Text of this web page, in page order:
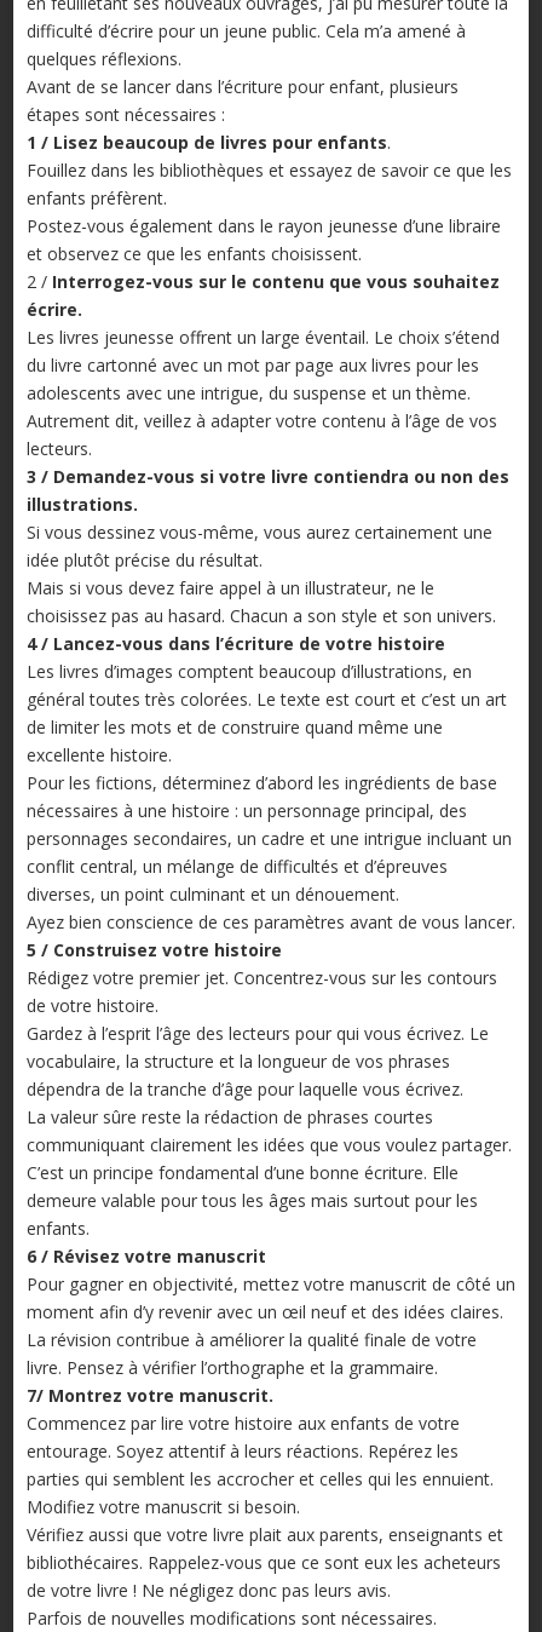
difficulté d’écrire pour un jeune public. Cela m’a amené à
quelques réflexions.
Avant de se lancer dans l’écriture pour enfant, plusieurs
étapes sont nécessaires :
1 / Lisez beaucoup de livres pour enfants.
Fouillez dans les bibliothèques et essayez de savoir ce que les
enfants préfèrent.
Postez-vous également dans le rayon jeunesse d’une libraire
et observez ce que les enfants choisissent.
2 / Interrogez-vous sur le contenu que vous souhaitez
écrire.
Les livres jeunesse offrent un large éventail. Le choix s’étend
du livre cartonné avec un mot par page aux livres pour les
adolescents avec une intrigue, du suspense et un thème.
Autrement dit, veillez à adapter votre contenu à l’âge de vos
lecteurs.
3 / Demandez-vous si votre livre contiendra ou non des
illustrations.
Si vous dessinez vous-même, vous aurez certainement une
idée plutôt précise du résultat.
Mais si vous devez faire appel à un illustrateur, ne le
choisissez pas au hasard. Chacun a son style et son univers.
4 / Lancez-vous dans l’écriture de votre histoire
Les livres d’images comptent beaucoup d’illustrations, en
général toutes très colorées. Le texte est court et c’est un art
de limiter les mots et de construire quand même une
excellente histoire.
Pour les fictions, déterminez d’abord les ingrédients de base
nécessaires à une histoire : un personnage principal, des
personnages secondaires, un cadre et une intrigue incluant un
conflit central, un mélange de difficultés et d’épreuves
diverses, un point culminant et un dénouement.
Ayez bien conscience de ces paramètres avant de vous lancer.
5 / Construisez votre histoire
Rédigez votre premier jet. Concentrez-vous sur les contours
de votre histoire.
Gardez à l’esprit l’âge des lecteurs pour qui vous écrivez. Le
vocabulaire, la structure et la longueur de vos phrases
dépendra de la tranche d’âge pour laquelle vous écrivez.
La valeur sûre reste la rédaction de phrases courtes
communiquant clairement les idées que vous voulez partager.
C’est un principe fondamental d’une bonne écriture. Elle
demeure valable pour tous les âges mais surtout pour les
enfants.
6 / Révisez votre manuscrit
Pour gagner en objectivité, mettez votre manuscrit de côté un
moment afin d’y revenir avec un œil neuf et des idées claires.
La révision contribue à améliorer la qualité finale de votre
livre. Pensez à vérifier l’orthographe et la grammaire.
7/ Montrez votre manuscrit.
Commencez par lire votre histoire aux enfants de votre
entourage. Soyez attentif à leurs réactions. Repérez les
parties qui semblent les accrocher et celles qui les ennuient.
Modifiez votre manuscrit si besoin.
Vérifiez aussi que votre livre plait aux parents, enseignants et
bibliothécaires. Rappelez-vous que ce sont eux les acheteurs
de votre livre ! Ne négligez donc pas leurs avis.
Parfois de nouvelles modifications sont nécessaires.